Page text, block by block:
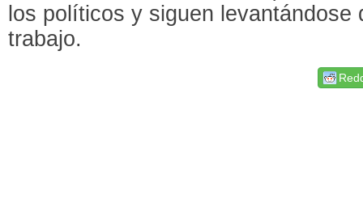
los políticos y siguen levantándose
trabajo.